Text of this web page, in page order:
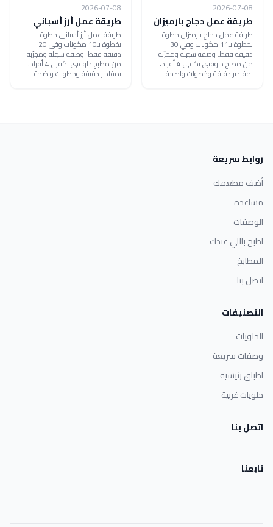
2026-07-08
طريقة عمل دجاج بارميزان
طريقة عمل دجاج بارميزان خطوة
بخطوة بـ11 مكونات وفي 30
دقيقة فقط. وصفة سهلة ومجرّبة
من مطبخ دلوقتي تكفي 4 أفراد،
بمقادير دقيقة وخطوات واضحة.
2026-07-08
طريقة عمل أرز أسباني
طريقة عمل أرز أسباني خطوة
بخطوة بـ10 مكونات وفي 20
دقيقة فقط. وصفة سهلة ومجرّبة
من مطبخ دلوقتي تكفي 4 أفراد،
بمقادير دقيقة وخطوات واضحة.
روابط سريعة
أضف مطعمك
مساعدة
الوصفات
اطبخ باللي عندك
المطابخ
اتصل بنا
التصنيفات
الحلويات
وصفات سريعة
اطباق رئيسية
حلويات غربية
اتصل بنا
تابعنا